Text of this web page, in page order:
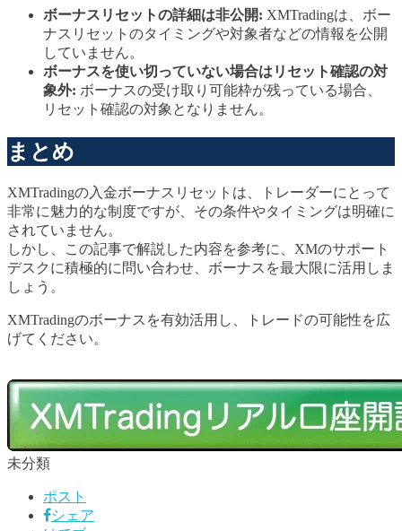
ボーナスリセットの詳細は非公開: XMTradingは、ボー
ナスリセットのタイミングや対象者などの情報を公開
していません。
ボーナスを使い切っていない場合はリセット確認の対
象外: ボーナスの受け取り可能枠が残っている場合、
リセット確認の対象となりません。
まとめ
XMTradingの入金ボーナスリセットは、トレーダーにとって
非常に魅力的な制度ですが、その条件やタイミングは明確に
されていません。
しかし、この記事で解説した内容を参考に、XMのサポート
デスクに積極的に問い合わせ、ボーナスを最大限に活用しま
しょう。
XMTradingのボーナスを有効活用し、トレードの可能性を広
げてください。
未分類
ポスト
シェア